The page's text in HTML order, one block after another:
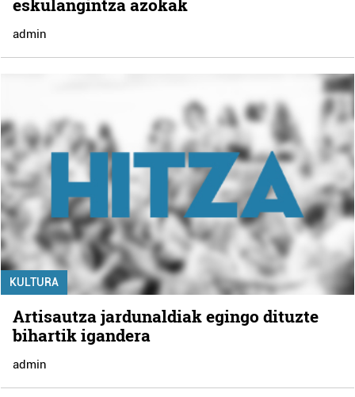
admin
KULTURA
Artisautza jardunaldiak egingo dituzte
bihartik igandera
admin